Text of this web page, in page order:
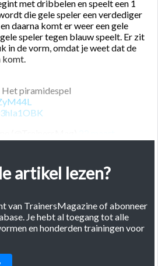
met dribbelen en speelt een 1
die gele speler een verdediger
daarna komt er weer een gele
speler tegen blauw speelt. Er zit
in de vorm, omdat je weet dat de
komt.
piramidespel
omdat meerdere aanvallen door
je als trainer:
vorm (zie onder)
de volgende mag starten
de huidige aanval stopt, omdat de
artikel lezen?
van TrainersMagazine of abonneer
Je hebt al toegang tot alle
en honderden trainingen voor